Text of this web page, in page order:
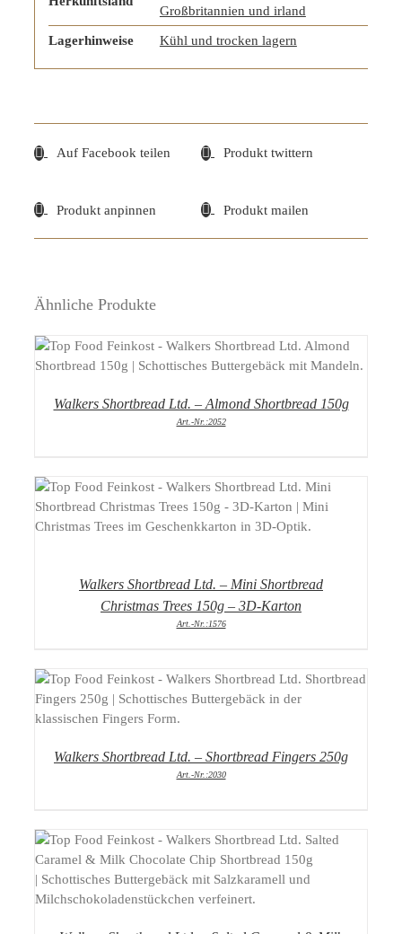
Großbritannien und irland
Lagerhinweise Kühl und trocken lagern
Auf Facebook teilen Produkt twittern
Produkt anpinnen Produkt mailen
Ähnliche Produkte
DETAILS
Walkers Shortbread Ltd. – Almond Shortbread 150g
Art.-Nr.:2052
DETAILS
Walkers Shortbread Ltd. – Mini Shortbread
Christmas Trees 150g – 3D-Karton
Art.-Nr.:1576
DETAILS
Walkers Shortbread Ltd. – Shortbread Fingers 250g
Art.-Nr.:2030
DETAILS